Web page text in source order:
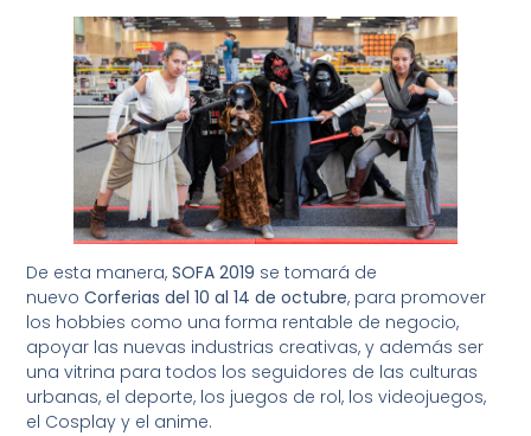
De esta manera,SOFA 2019 se tomará de
nuevoCorferias del 10 al 14 de octubre, para promover
los hobbies como una forma rentable de negocio,
apoyar las nuevas industrias creativas, y además ser
una vitrina para todos los seguidores de las culturas
urbanas, el deporte, los juegos de rol, los videojuegos,
el Cosplay y el anime.